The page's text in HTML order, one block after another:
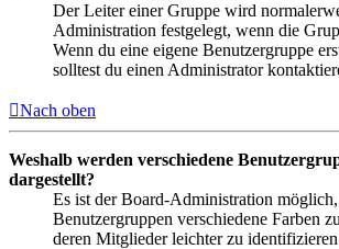
Der Leiter einer Gruppe wird
Administration festgelegt, wenn die
Wenn du eine eigene Benutzergruppe
solltest du einen Administrator
Nach oben
Weshalb werden verschiedene
dargestellt?
Es ist der Board-Administration möglich,
Benutzergruppen verschiedene Farben
deren Mitglieder leichter zu